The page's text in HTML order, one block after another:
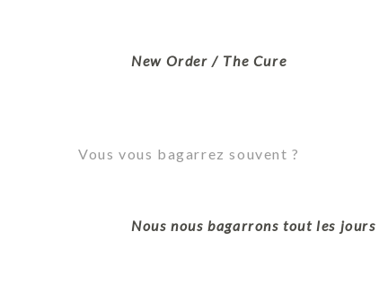
New Order / The Cure
Vous vous bagarrez souvent ?
Nous nous bagarrons tout les jours